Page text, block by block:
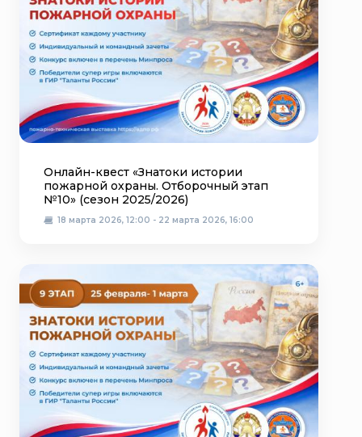
Онлайн-квест «Знатоки истории
пожарной охраны. Отборочный этап
№10» (сезон 2025/2026)
18 марта 2026, 12:00 - 22 марта 2026, 16:00